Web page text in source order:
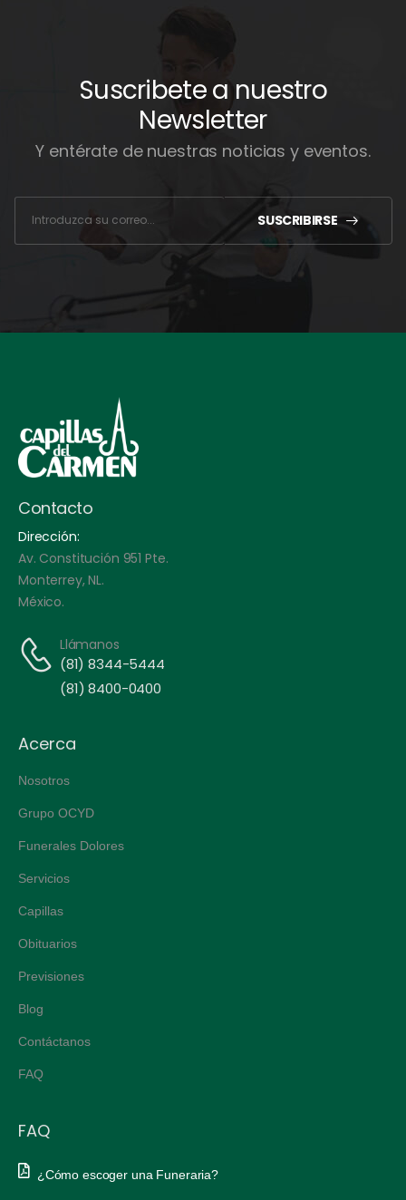
Suscribete a nuestro
Newsletter
Y entérate de nuestras noticias y eventos.
c
SUSCRIBIRSE
Contacto
Dirección:
Av. Constitución 951 Pte.
Monterrey, NL.
México.
Llámanos
(81) 8344-5444
(81) 8400-0400
Acerca
Nosotros
Grupo OCYD
Funerales Dolores
Servicios
Capillas
Obituarios
Previsiones
Blog
Contáctanos
FAQ
FAQ
¿Cómo escoger una Funeraria?